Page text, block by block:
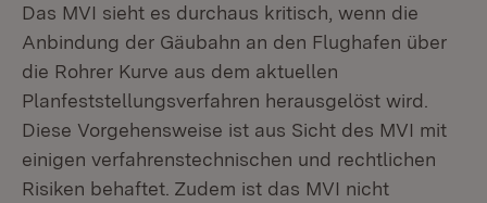
Das MVI sieht es durchaus kritisch, wenn die
Anbindung der Gäubahn an den Flughafen über
die Rohrer Kurve aus dem aktuellen
Planfeststellungsverfahren herausgelöst wird.
Diese Vorgehensweise ist aus Sicht des MVI mit
einigen verfahrenstechnischen und rechtlichen
Risiken behaftet. Zudem ist das MVI nicht